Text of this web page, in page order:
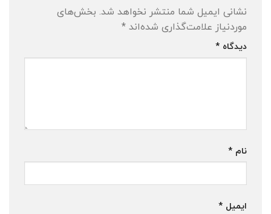
نشانی ایمیل شما منتشر نخواهد شد. بخش‌های
موردنیاز علامت‌گذاری شده‌اند *
دیدگاه *
نام *
ایمیل *